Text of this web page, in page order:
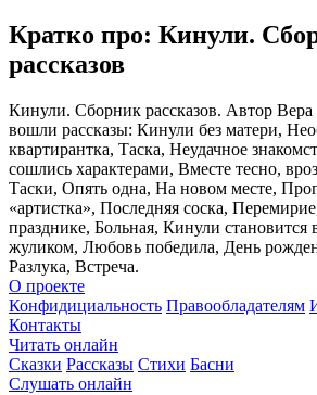
Кратко про: Кинули.
рассказов
Кинули. Сборник рассказов. Автор
вошли рассказы: Кинули без матери,
квартирантка, Таска, Неудачное
сошлись характерами, Вместе тесно,
Таски, Опять одна, На новом месте,
«артистка», Последняя соска,
празднике, Больная, Кинули становится
жуликом, Любовь победила, День
Разлука, Встреча.
О проекте
Конфидициальность Правообладателям
Контакты
Читать онлайн
Сказки Рассказы Стихи Басни
Слушать онлайн